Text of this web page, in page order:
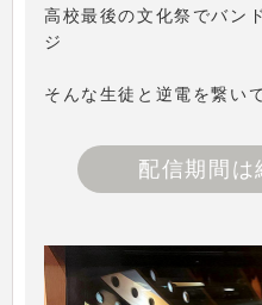
高校最後の文化祭でバン
ジ
そんな生徒と逆電を繋い
配信期間は